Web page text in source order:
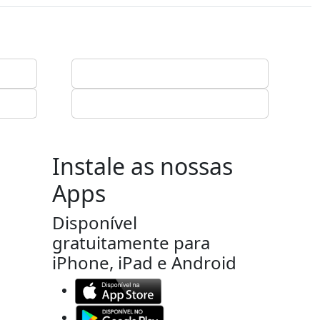
Instale as nossas
Apps
Disponível
gratuitamente para
iPhone, iPad e Android